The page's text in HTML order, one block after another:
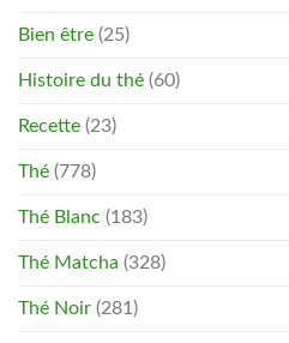
Bien être (25)
Histoire du thé (60)
Recette (23)
Thé (778)
Thé Blanc (183)
Thé Matcha (328)
Thé Noir (281)